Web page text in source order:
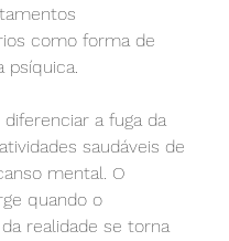
como forma de
psíquica.
a fuga da
saudáveis de
mental. O
quando o
realidade se torna